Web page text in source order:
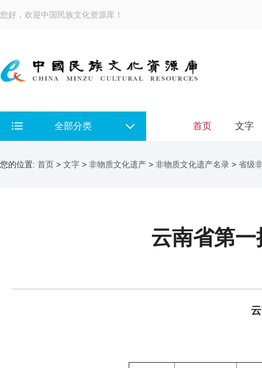
您好，欢迎中国民族文化资源库！
全部分类 首页 文字
您的位置: 首页 > 文字 > 非物质文化遗产 > 非物质文化遗产名录 > 省级
云南省第